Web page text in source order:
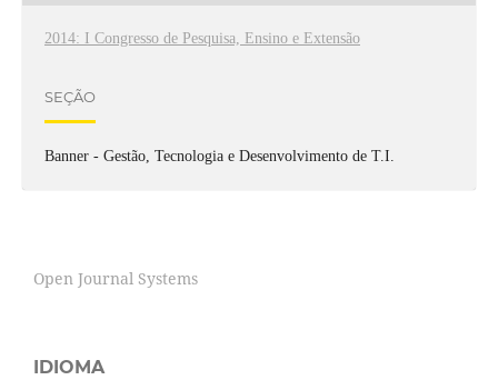
2014: I Congresso de Pesquisa, Ensino e Extensão
SEÇÃO
Banner - Gestão, Tecnologia e Desenvolvimento de T.I.
Open Journal Systems
IDIOMA